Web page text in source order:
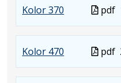
pdf
Kolor 370
formacie:
Plik
pdf
Kolor 470
Plik
pdf